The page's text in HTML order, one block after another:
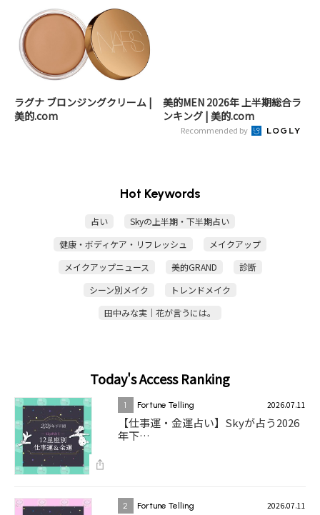
ラグナ ブロンジングクリーム |
美的.com
美的MEN 2026年 上半期総合ラ
ンキング | 美的.com
Recommended by
Hot Keywords
占い
Skyの上半期・下半期占い
健康・ボディケア・リフレッシュ
メイクアップ
メイクアップニュース
美的GRAND
診断
シーン別メイク
トレンドメイク
田中みな実｜花が言うには。
Today's Access Ranking
1 Fortune Telling 2026.07.11
【仕事運・金運占い】Skyが占う2026
年下…
2 Fortune Telling 2026.07.11